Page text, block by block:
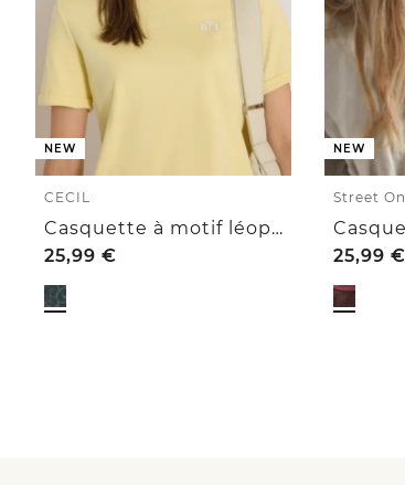
NEW
CECIL
Casquette à motif léopard et slogan
25,99 €
NEW
Street
25,99 €